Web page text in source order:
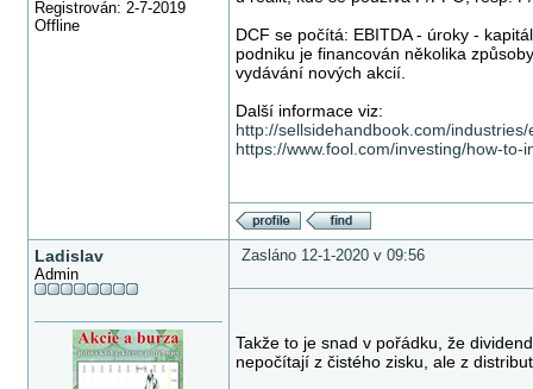
Registrován: 2-7-2019
Offline
DCF se počítá: EBITDA - úroky -
podniku je financován několika
vydávání nových akcií.
Další informace viz:
http://sellsidehandbook.com/
https://www.fool.com/investing/how-to-
Ladislav
Admin
Zasláno 12-1-2020 v 09:56
Takže to je snad v pořádku, že
nepočítají z čistého zisku, ale z